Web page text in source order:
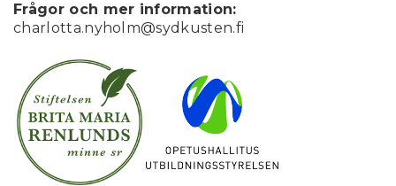
Frågor och mer information:
charlotta.nyholm@sydkusten.fi